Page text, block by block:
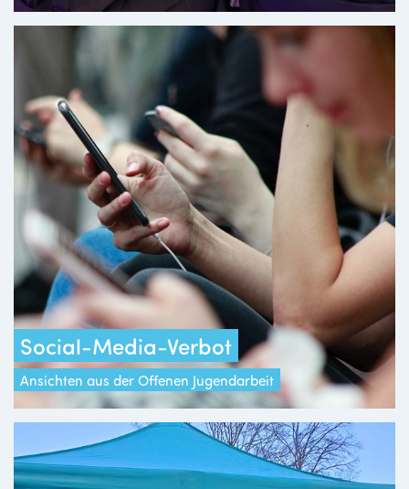
Social-Media-Verbot
Ansichten aus der Offenen Jugendarbeit